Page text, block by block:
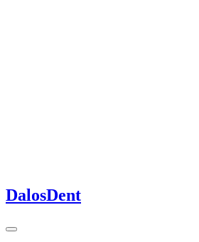
DalosDent